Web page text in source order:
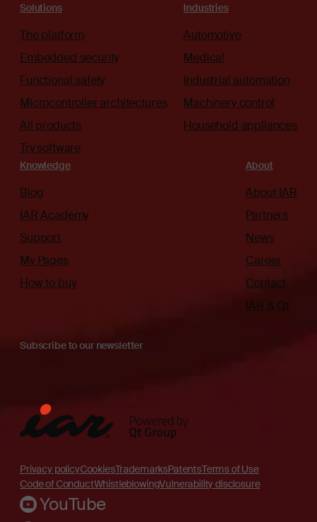
Solutions
The platform
Embedded security
Functional safety
Microcontroller architectures
All products
Try software
Industries
Automotive
Medical
Industrial automation
Machinery control
Household appliances
Knowledge
Blog
IAR Academy
Support
My Pages
How to buy
About
About IAR
Partners
News
Career
Contact
IAR & Qt
Subscribe to our newsletter
Privacy policyCookiesTrademarksPatentsTerms of Use
Code of ConductWhistleblowingVulnerability disclosure
YouTube